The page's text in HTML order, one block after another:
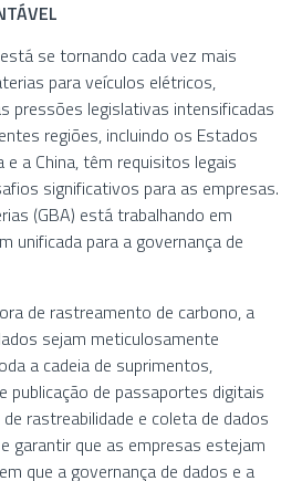
se tornando cada vez mais
para veículos elétricos,
pressões legislativas intensificadas
regiões, incluindo os Estados
e a China, têm requisitos legais
significativos para as empresas.
(GBA) está trabalhando em
unificada para a governança de
de rastreamento de carbono, a
sejam meticulosamente
a cadeia de suprimentos,
publicação de passaportes digitais
rastreabilidade e coleta de dados
garantir que as empresas estejam
que a governança de dados e a